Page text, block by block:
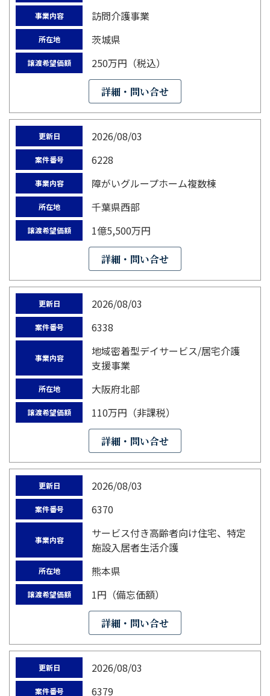
事業内容 訪問介護事業
所在地 茨城県
譲渡希望価額 250万円（税込）
詳細・問い合せ
更新日 2026/08/03
案件番号 6228
事業内容 障がいグループホーム複数棟
所在地 千葉県西部
譲渡希望価額 1億5,500万円
詳細・問い合せ
更新日 2026/08/03
案件番号 6338
事業内容
地域密着型デイサービス/居宅介護
支援事業
所在地 大阪府北部
譲渡希望価額 110万円（非課税）
詳細・問い合せ
更新日 2026/08/03
案件番号 6370
事業内容
サービス付き高齢者向け住宅、特定
施設入居者生活介護
所在地 熊本県
譲渡希望価額 1円（備忘価額）
詳細・問い合せ
更新日 2026/08/03
案件番号 6379